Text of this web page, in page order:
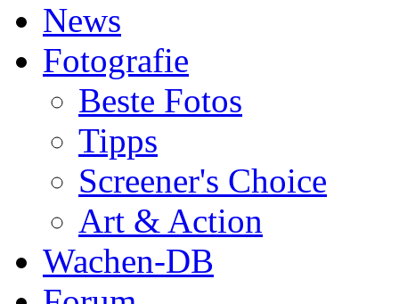
News
Fotografie
Beste Fotos
Tipps
Screener's Choice
Art & Action
Wachen-DB